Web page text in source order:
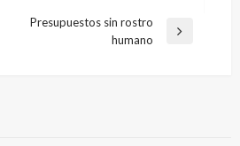
Presupuestos sin rostro
humano